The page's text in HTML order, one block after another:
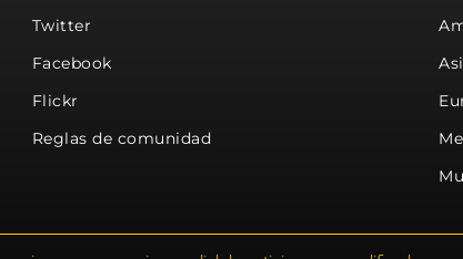
Twitter
Facebook
Flickr
Reglas de comunidad